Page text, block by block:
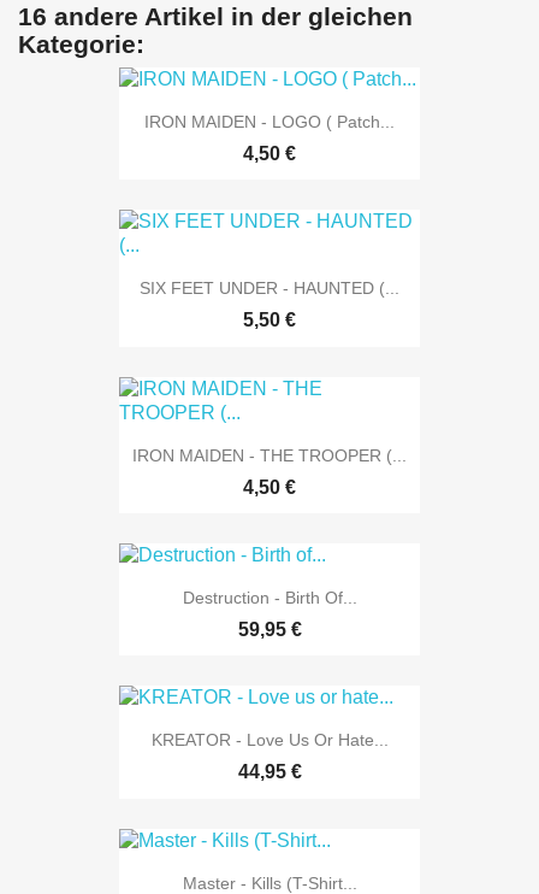
16 andere Artikel in der gleichen
Kategorie:
IRON MAIDEN - LOGO ( Patch...
4,50 €
SIX FEET UNDER - HAUNTED (...
5,50 €
IRON MAIDEN - THE TROOPER (...
4,50 €
Destruction - Birth Of...
59,95 €
KREATOR - Love Us Or Hate...
44,95 €
Master - Kills (T-Shirt...